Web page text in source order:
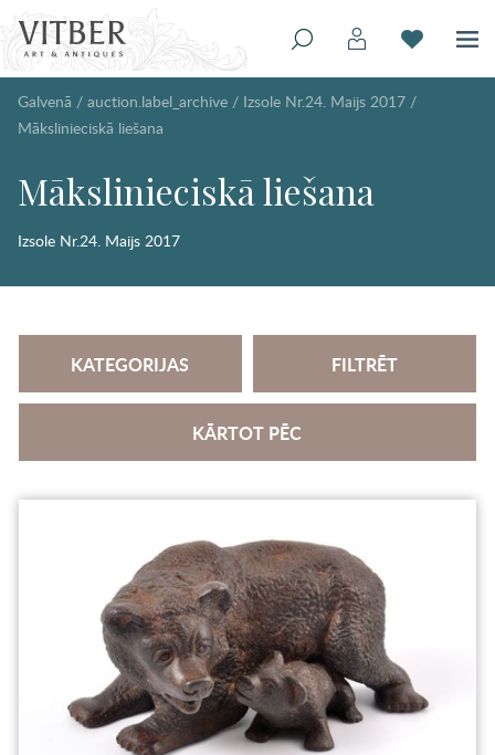
Galvenā / auction.label_archive / Izsole Nr.24. Maijs 2017 /
Mākslinieciskā liešana
Mākslinieciskā liešana
Izsole Nr.24. Maijs 2017
KATEGORIJAS FILTRĒT
KĀRTOT PĒC